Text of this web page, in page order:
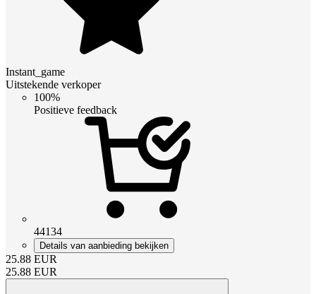
Instant_game
Uitstekende verkoper
100%
Positieve feedback
44134
Details van aanbieding bekijken
25.88 EUR
25.88 EUR